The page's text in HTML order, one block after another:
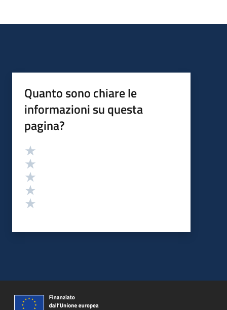
Quanto sono chiare le
informazioni su questa
pagina?
Valutazione